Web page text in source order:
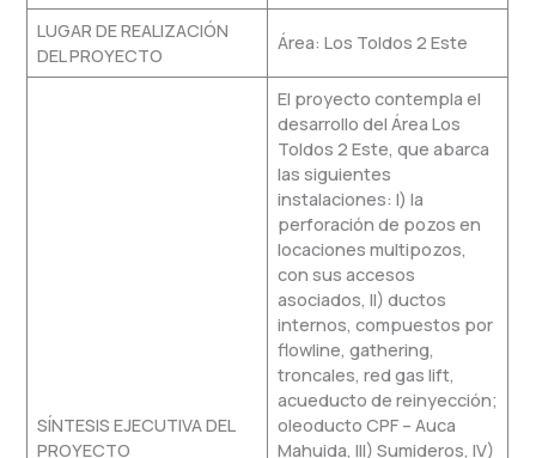
LUGAR DE REALIZACIÓN
DEL PROYECTO
Área: Los Toldos 2 Este
SÍNTESIS EJECUTIVA DEL
PROYECTO
El proyecto contempla el
desarrollo del Área Los
Toldos 2 Este, que abarca
las siguientes
instalaciones: I) la
perforación de pozos en
locaciones multipozos,
con sus accesos
asociados, II) ductos
internos, compuestos por
flowline, gathering,
troncales, red gas lift,
acueducto de reinyección;
oleoducto CPF – Auca
Mahuida, III) Sumideros, IV)